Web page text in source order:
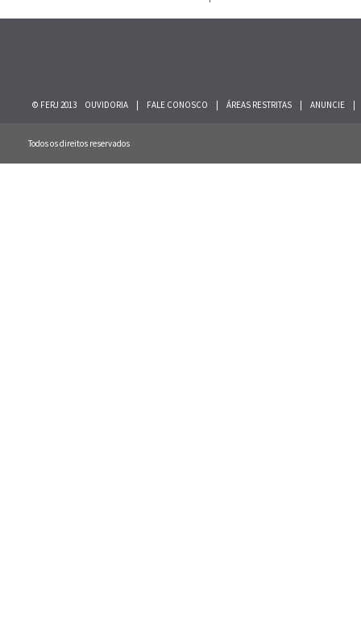
© FERJ 2013 OUVIDORIA FALE CONOSCO ÁREAS RESTRITAS ANUNCIE
Todos os direitos reservados